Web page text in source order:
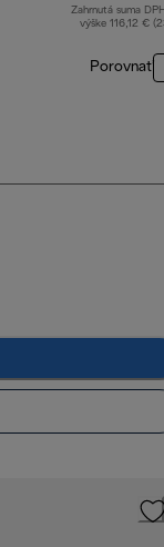
Zahrnutá suma
výške 116,12 €
Porovnať